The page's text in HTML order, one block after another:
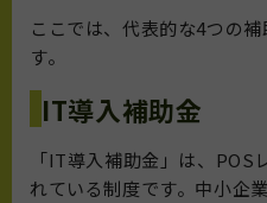
ここでは、代表的な4つの
す。
IT導入補助金
「IT導入補助金」は、
れている制度です。中小企